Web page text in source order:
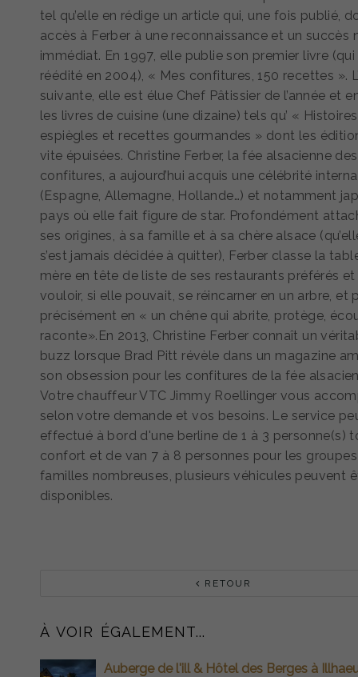
tel qu’elle en rédige un article qui, une fois publié,
accès à Ferber à une reconnaissance et un succès
immédiat. En 1997, elle publie son premier livre (qui
réédité en 2004), « Mes confitures, 150 recettes ».
suivante, elle est élue Chef Pâtissier de l’année et
les livres de cuisine (une dizaine) tels qu’ « Histoires
espiègles et recettes gourmandes » dont les
vite épuisées. Christine Ferber, la fée alsacienne des
confitures, a aujourd’hui acquis une célébrité
(Espagne, Allemagne, Hollande…) et notamment
pays où elle fait figure de star. Profondément
ses origines, à sa famille et à sa chère alsace
s’est jamais décidée à quitter), Ferber classe la
mère en tête de liste de ses restaurants préférés
vouloir, si elle pouvait, se réincarner en un arbre, et
précisément en « un chêne qui abrite, protège,
raconte».En 2013, Christine Ferber connaît un
buzz lorsque Brad Pitt révèle dans un magazine
son obsession pour les confitures de la fée
Votre chauffeur VTC Jimmy Roellinger vous
selon votre demande et vos besoins. Le service
effectué à bord d'une berline de 1 à 3 personne(s)
confort et de van 7 à 8 personnes pour les
familles nombreuses, plusieurs véhicules peuvent
disponibles.
RETOUR
À VOIR ÉGALEMENT...
Auberge de l'ill & Hôtel des Berges à